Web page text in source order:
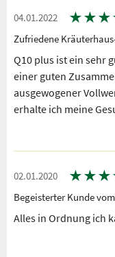
04.01.2022 ★★★
Zufriedene
Q10 plus ist ein sehr
einer guten
ausgewogener
erhalte ich meine
02.01.2020 ★★★
Begeisterter Kunde
Alles in Ordnung ich